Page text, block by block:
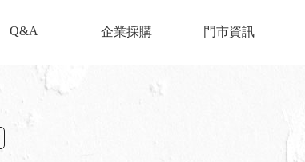
Q&A 企業採購 門市資訊